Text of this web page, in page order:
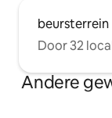
beursterrein
Door 32
Andere